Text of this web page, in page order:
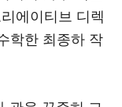
에이티브 디렉
학한 최종하 작